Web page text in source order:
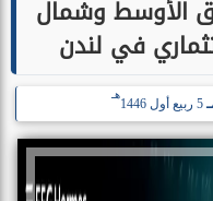
الأوسط وشمال
في لندن
5 ربيع أول 1446
هـ